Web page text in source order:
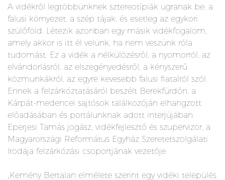
A vidékről legtöbbünknek sztereotípiák ugranak be: a
falusi környezet, a szép tájak, és esetleg az egykori
szülőföld. Létezik azonban egy másik vidékfogalom,
amely akkor is itt él velünk, ha nem veszünk róla
tudomást. Ez a vidék a nélkülözésről, a nyomorról, az
elvándorlásról, az elszegényedésről, a kényszerű
közmunkákról, az egyre kevesebb falusi fiatalról szól.
Ennek a felzárkóztatásáról beszélt Berekfürdőn, a
Kárpát-medencei sajtósok találkozóján elhangzott
előadásában és portálunknak adott interjújában
Eperjesi Tamás jogász, vidékfejlesztő és szupervizor, a
Magyarországi Református Egyház Szeretetszolgálati
Irodája felzárkózási csoportjának vezetője.
„Kemény Bertalan elmélete szerint egy vidéki település